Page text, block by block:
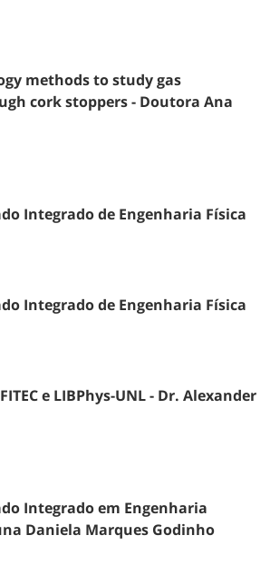
methods to study gas
cork stoppers - Doutora Ana
Integrado de Engenharia Física
Integrado de Engenharia Física
e LIBPhys-UNL - Dr. Alexander
Integrado em Engenharia
Daniela Marques Godinho